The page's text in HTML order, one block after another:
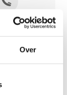
Over